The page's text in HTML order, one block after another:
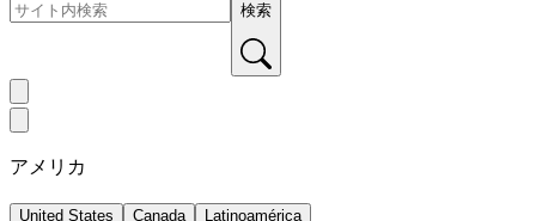
検索
アメリカ
United States Canada Latinoamérica